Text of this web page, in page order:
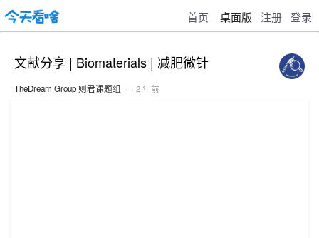
首页 桌面版 注册 登录
文献分享 | Biomaterials | 减肥微针
TheDream Group 则君课题组 · · 2 年前